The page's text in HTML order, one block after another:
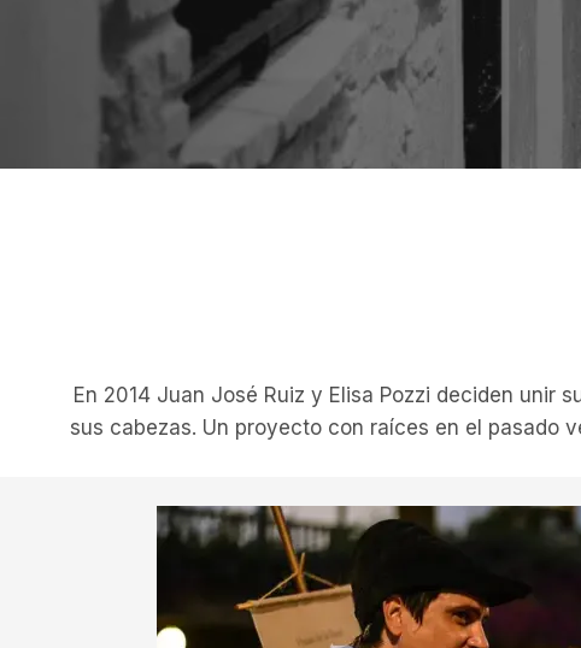
En 2014 Juan José Ruiz y Elisa Pozzi deciden
sus cabezas. Un proyecto con raíces en el pasado